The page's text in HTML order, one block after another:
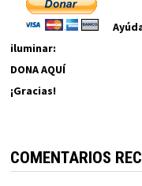
iluminar:
DONA AQUÍ
¡Gracias!
COMENTARIOS